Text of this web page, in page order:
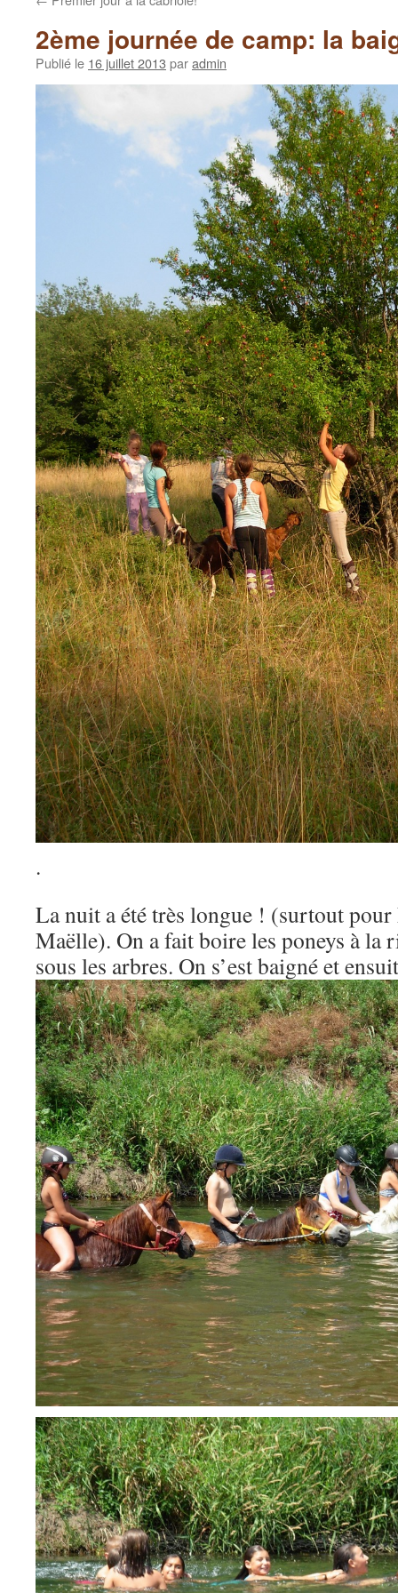
2ème journée de camp: la
Publié le 16 juillet 2013paradmin
.
La nuit a été très longue ! (surtout
Maëlle). On a fait boire les poneys à la
sous les arbres. On s’est baigné et